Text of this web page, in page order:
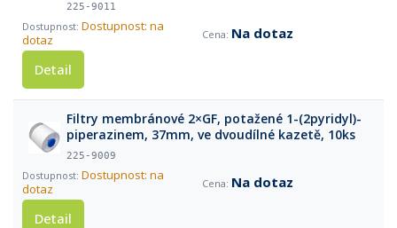
225-9011
Dostupnost: na
dotaz
Na dotaz
Detail
Filtry membránové 2×GF, potažené 1-(2pyridyl)-
piperazinem, 37mm, ve dvoudílné kazetě, 10ks
225-9009
Dostupnost: na
dotaz
Na dotaz
Detail